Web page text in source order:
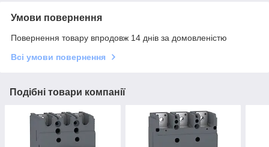
Умови повернення
Повернення товару впродовж 14 днів за домовленістю
Всі умови повернення
Подібні товари компанії